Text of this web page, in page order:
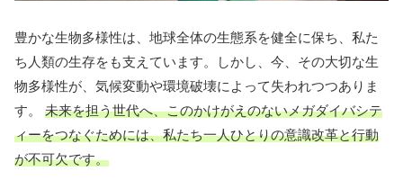
豊かな生物多様性は、地球全体の生態系を健全に保ち、私た
ち人類の生存をも支えています。しかし、今、その大切な生
物多様性が、気候変動や環境破壊によって失われつつありま
す。 未来を担う世代へ、このかけがえのないメガダイバシテ
ィーをつなぐためには、私たち一人ひとりの意識改革と行動
が不可欠です。